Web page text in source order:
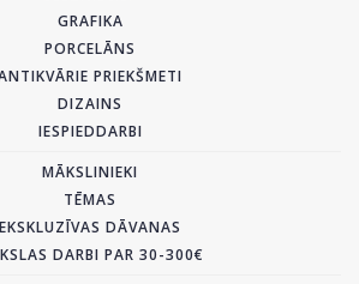
GRAFIKA
PORCELĀNS
PRIEKŠMETI
DIZAINS
IESPIEDDARBI
MĀKSLINIEKI
TĒMAS
EKSKLUZĪVAS DĀVANAS
DARBI PAR 30-300€